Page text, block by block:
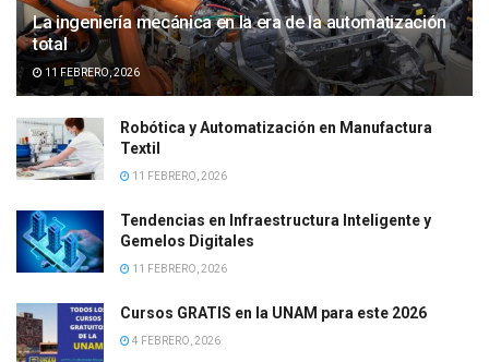
La ingeniería mecánica en la era de la automatización
total
11 FEBRERO, 2026
Robótica y Automatización en Manufactura
Textil
11 FEBRERO, 2026
Tendencias en Infraestructura Inteligente y
Gemelos Digitales
11 FEBRERO, 2026
Cursos GRATIS en la UNAM para este 2026
4 FEBRERO, 2026